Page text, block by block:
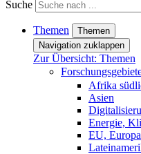
Suche
Themen
Themen
Navigation zuklappen
Zur Übersicht: Themen
Afrika
Asien
Energie,
EU, Europa